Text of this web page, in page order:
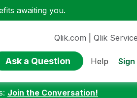
awaiting you.
Qlik.com Qlik
Ask a Question Help
Join the Conversation!